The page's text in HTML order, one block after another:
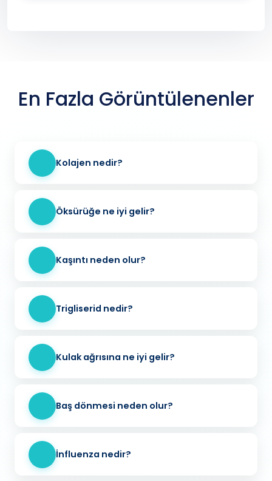
En Fazla Görüntülenenler
Kolajen nedir?
Öksürüğe ne iyi gelir?
Kaşıntı neden olur?
Trigliserid nedir?
Kulak ağrısına ne iyi gelir?
Baş dönmesi neden olur?
İnfluenza nedir?